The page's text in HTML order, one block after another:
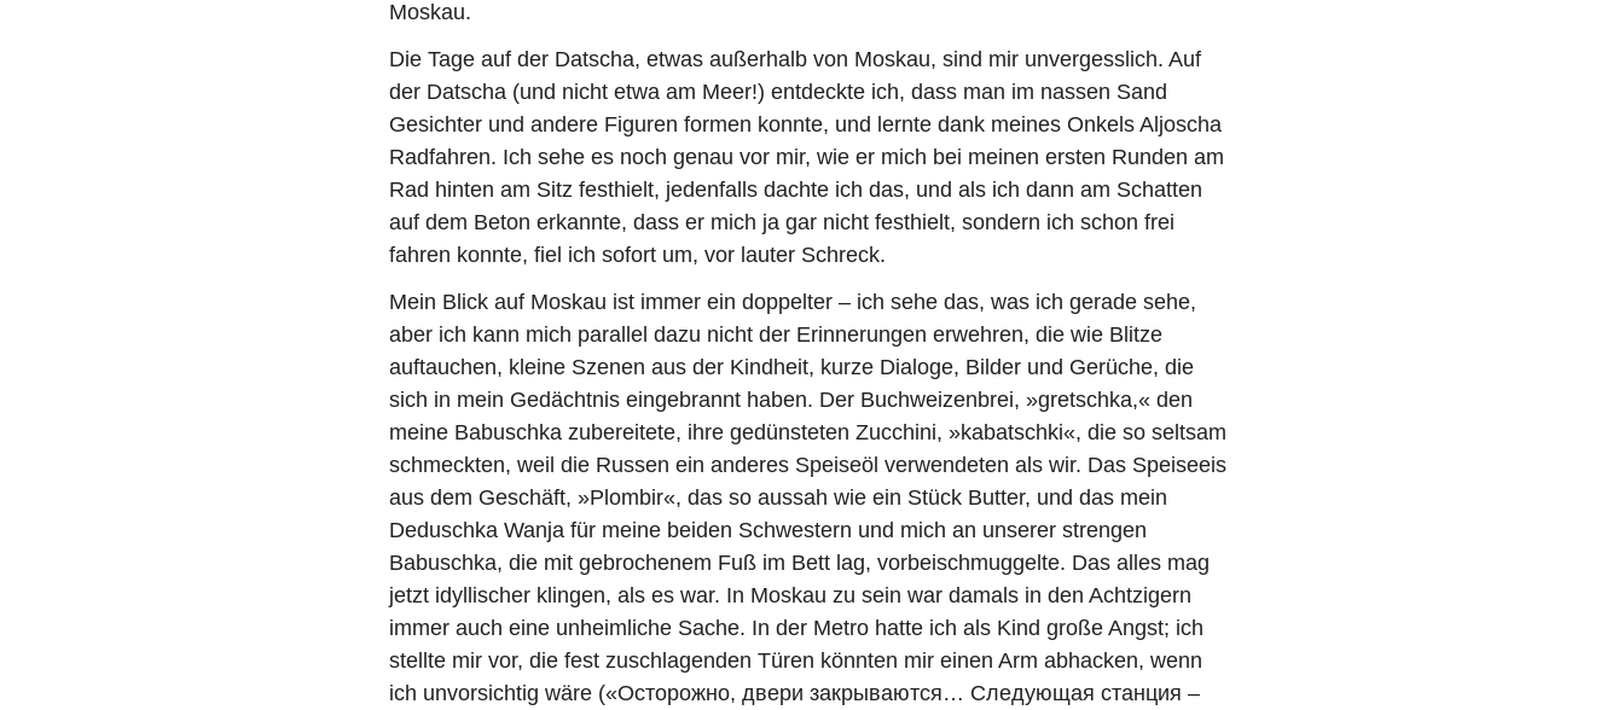
Moskau.
Die Tage auf der Datscha, etwas außerhalb von Moskau, sind mir unvergesslich. Auf
der Datscha (und nicht etwa am Meer!) entdeckte ich, dass man im nassen Sand
Gesichter und andere Figuren formen konnte, und lernte dank meines Onkels Aljoscha
Radfahren. Ich sehe es noch genau vor mir, wie er mich bei meinen ersten Runden am
Rad hinten am Sitz festhielt, jedenfalls dachte ich das, und als ich dann am Schatten
auf dem Beton erkannte, dass er mich ja gar nicht festhielt, sondern ich schon frei
fahren konnte, fiel ich sofort um, vor lauter Schreck.
Mein Blick auf Moskau ist immer ein doppelter – ich sehe das, was ich gerade sehe,
aber ich kann mich parallel dazu nicht der Erinnerungen erwehren, die wie Blitze
auftauchen, kleine Szenen aus der Kindheit, kurze Dialoge, Bilder und Gerüche, die
sich in mein Gedächtnis eingebrannt haben. Der Buchweizenbrei, »gretschka,« den
meine Babuschka zubereitete, ihre gedünsteten Zucchini, »kabatschki«, die so seltsam
schmeckten, weil die Russen ein anderes Speiseöl verwendeten als wir. Das Speiseeis
aus dem Geschäft, »Plombir«, das so aussah wie ein Stück Butter, und das mein
Deduschka Wanja für meine beiden Schwestern und mich an unserer strengen
Babuschka, die mit gebrochenem Fuß im Bett lag, vorbeischmuggelte. Das alles mag
jetzt idyllischer klingen, als es war. In Moskau zu sein war damals in den Achtzigern
immer auch eine unheimliche Sache. In der Metro hatte ich als Kind große Angst; ich
stellte mir vor, die fest zuschlagenden Türen könnten mir einen Arm abhacken, wenn
ich unvorsichtig wäre («Осторожно, двери закрываются… Следующая станция –